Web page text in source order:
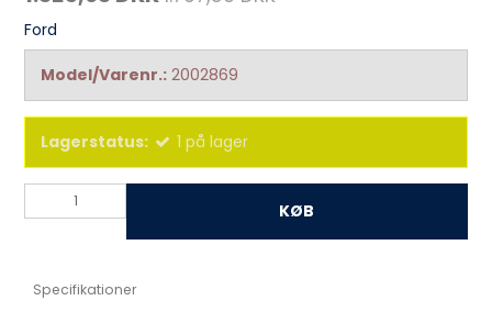
Ford
Model/Varenr.: 2002869
Lagerstatus: 1 på lager
KØB
Specifikationer